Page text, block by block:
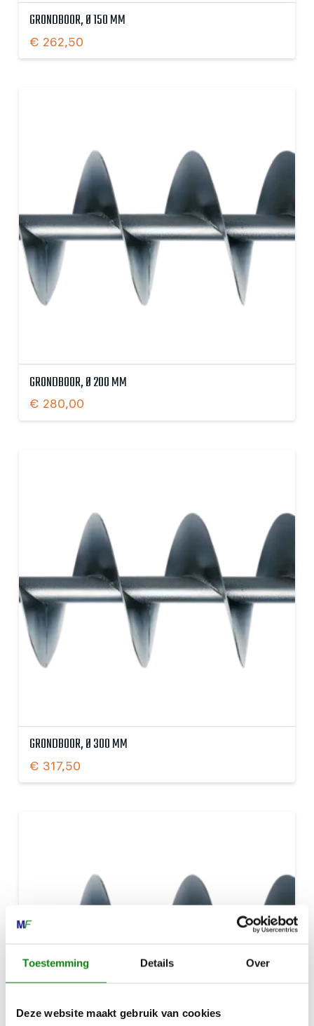
Toestemming Details Over
Deze website maakt gebruik van cookies
GRONDBOOR, Ø 150 MM
€ 262,50
GRONDBOOR, Ø 200 MM
€ 280,00
GRONDBOOR, Ø 300 MM
€ 317,50